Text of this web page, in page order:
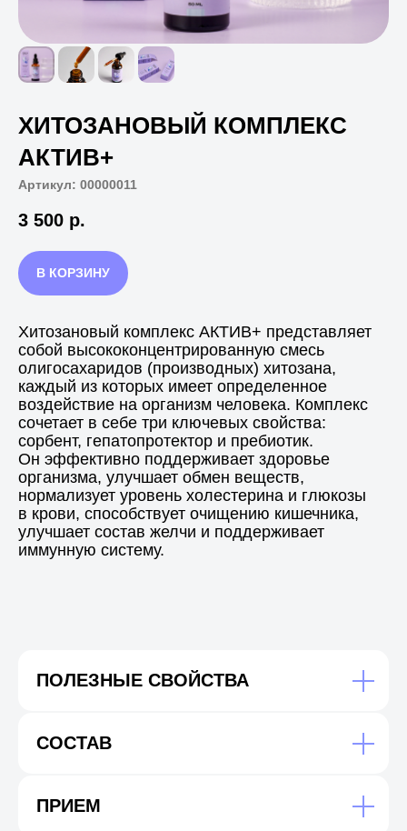
ХИТОЗАНОВЫЙ КОМПЛЕКС
АКТИВ+
Артикул: 00000011
3 500 р.
В КОРЗИНУ
Хитозановый комплекс АКТИВ+ представляет
собой высококонцентрированную смесь
олигосахаридов (производных) хитозана,
каждый из которых имеет определенное
воздействие на организм человека. Комплекс
сочетает в себе три ключевых свойства:
сорбент, гепатопротектор и пребиотик.
Он эффективно поддерживает здоровье
организма, улучшает обмен веществ,
нормализует уровень холестерина и глюкозы
в крови, способствует очищению кишечника,
улучшает состав желчи и поддерживает
иммунную систему.
ПОЛЕЗНЫЕ СВОЙСТВА
СОСТАВ
ПРИЕМ
SHOP@GREENVOICE.CLUB